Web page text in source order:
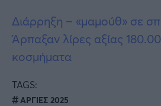
Διάρρηξη – «μαμούθ» σε
Άρπαξαν λίρες αξίας
κοσμήματα
TAGS:
ΑΡΓΙΕΣ 2025